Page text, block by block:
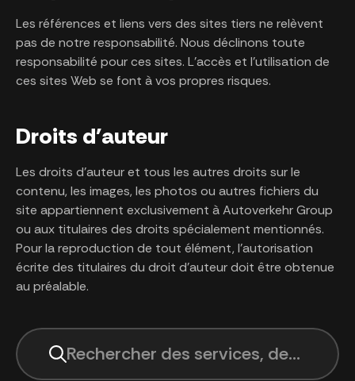
Les références et liens vers des sites tiers ne relèvent
pas de notre responsabilité. Nous déclinons toute
responsabilité pour ces sites. L’accès et l’utilisation de
ces sites Web se font à vos propres risques.
Droits d'auteur
Les droits d’auteur et tous les autres droits sur le
contenu, les images, les photos ou autres fichiers du
site appartiennent exclusivement à Autoverkehr Group
ou aux titulaires des droits spécialement mentionnés.
Pour la reproduction de tout élément, l’autorisation
écrite des titulaires du droit d’auteur doit être obtenue
au préalable.
Rechercher des services, des sites,